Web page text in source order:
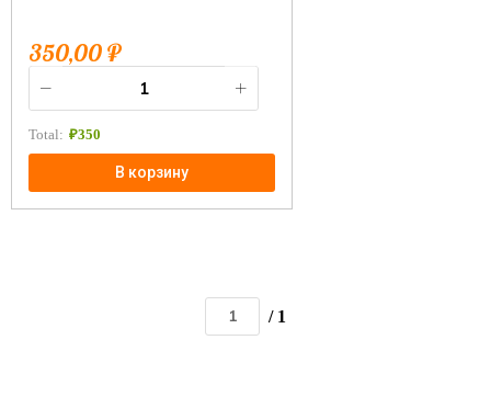
350,00₽
Total: ₽350
В корзину
/ 1